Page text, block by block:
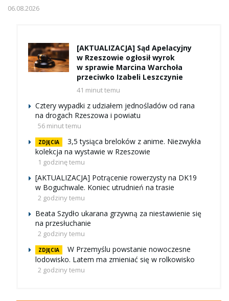
06.08.2026
[AKTUALIZACJA] Sąd Apelacyjny
w Rzeszowie ogłosił wyrok
w sprawie Marcina Warchoła
przeciwko Izabeli Leszczynie
41 minut temu
Cztery wypadki z udziałem jednośladów od rana
na drogach Rzeszowa i powiatu
56 minut temu
ZDJĘCIA
3,5 tysiąca breloków z anime. Niezwykła
kolekcja na wystawie w Rzeszowie
1 godzinę temu
[AKTUALIZACJA] Potrącenie rowerzysty na DK19
w Boguchwale. Koniec utrudnień na trasie
2 godziny temu
Beata Szydło ukarana grzywną za niestawienie się
na przesłuchanie
2 godziny temu
ZDJĘCIA
W Przemyślu powstanie nowoczesne
lodowisko. Latem ma zmieniać się w rolkowisko
2 godziny temu